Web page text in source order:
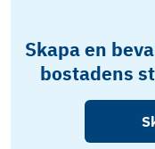
Skapa en
bostadens